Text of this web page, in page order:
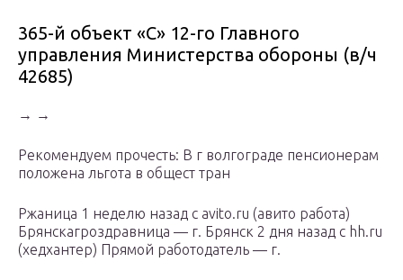
365-й объект «С» 12-го Главного
управления Министерства обороны (в/ч
42685)
→ →
Рекомендуем прочесть: В г волгограде пенсионерам
положена льгота в общест тран
Ржаница 1 неделю назад с avito.ru (авито работа)
Брянскагроздравница — г. Брянск 2 дня назад с hh.ru
(хедхантер) Прямой работодатель — г.